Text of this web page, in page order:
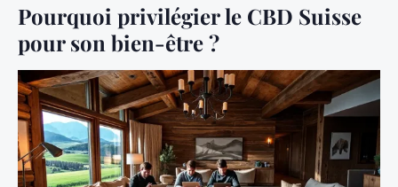
Pourquoi privilégier le CBD Suisse
pour son bien-être ?